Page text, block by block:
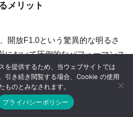
メリット
開放F1.0という驚異的な明るさ
において圧倒的なパフォーマンス
ンズでは光量不足となるシーンで
クリアな画像を撮影可能です。こ
限に抑えた写真を実現できるた
が少ない環境でも大きなアドバン
目次へ トップ
を提供するため、当ウェブサイトでは
引き続き閲覧する場合、Cookie の使用
ものとみなされます。
プライバシーポリシー